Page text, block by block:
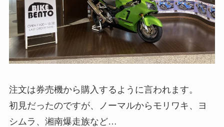
注文は券売機から購入するように言われます。
初見だったのですが、ノーマルからモリワキ、ヨ
シムラ、湘南爆走族など…